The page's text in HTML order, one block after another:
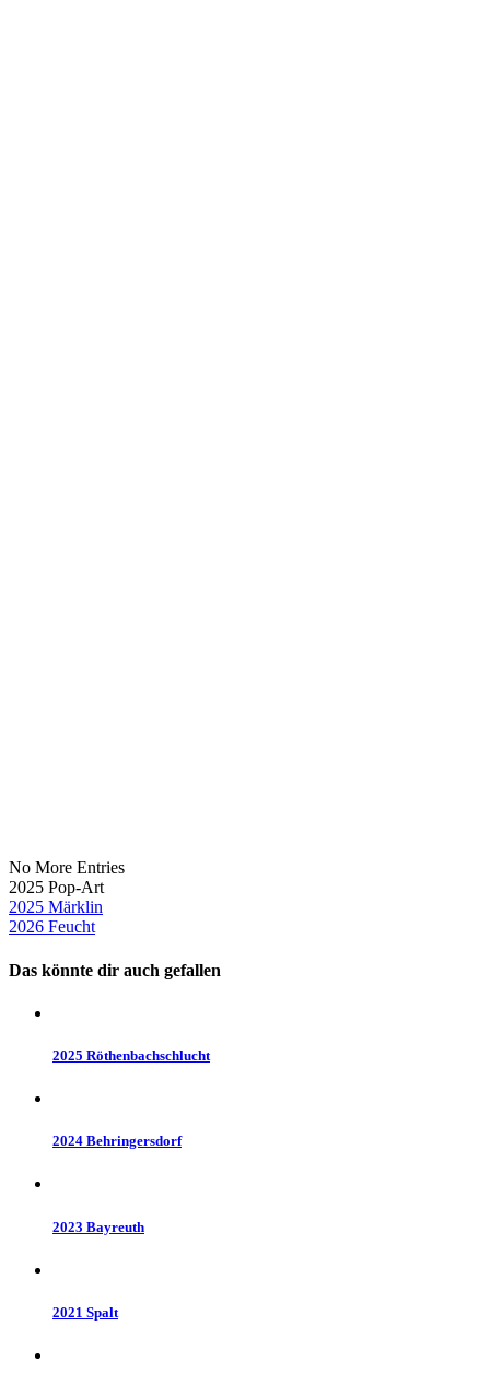
No More Entries
2025 Pop-Art
Beitragsnavigation
2025 Märklin
2026 Feucht
Das könnte dir auch gefallen
2025 Röthenbachschlucht
2024 Behringersdorf
2023 Bayreuth
2021 Spalt